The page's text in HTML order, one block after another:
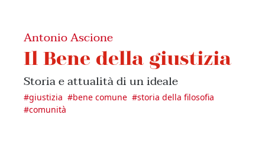
Antonio Ascione
Il Bene della giustizia
Storia e attualità di un ideale
#giustizia #bene comune #storia della filosofia
#comunità